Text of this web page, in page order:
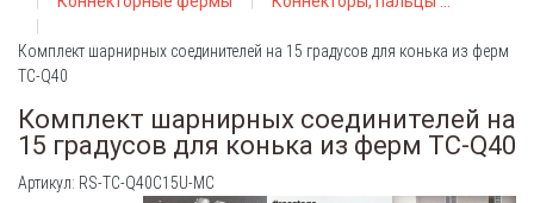
Комплект шарнирных соединителей на 15 градусов для конька из ферм
TC-Q40
Комплект шарнирных соединителей на
15 градусов для конька из ферм TC-Q40
Артикул: RS-TC-Q40С15U-MC